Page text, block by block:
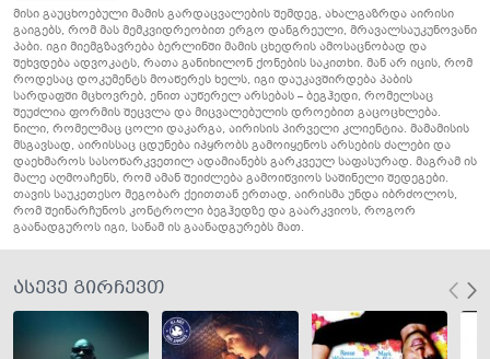
მისი გაუცხოებული მამის გარდაცვალების შემდეგ, ახალგაზრდა აირისი
გაიგებს, რომ მას მემკვიდრეობით ერგო დანგრეული, მრავალსაუკუნოვანი
პაბი. იგი მიემგზავრება ბერლინში მამის ცხედრის ამოსაცნობად და
შეხვდება ადვოკატს, რათა განიხილონ ქონების საკითხი. მან არ იცის, რომ
როდესაც დოკუმენტს მოაწერეს ხელს, იგი დაუკავშირდება პაბის
სარდაფში მცხოვრებ, ენით აუწერელ არსებას – ბეგჰედი, რომელსაც
შეუძლია ფორმის შეცვლა და მიცვალებულის დროებით გაცოცხლება.
ნილი, რომელმაც ცოლი დაკარგა, აირისის პირველი კლიენტია. მამამისის
მსგავსად, აირისსაც ცდუნება იპყრობს გამოიყენოს არსების ძალები და
დაეხმაროს სასოწარკვეთილ ადამიანებს გარკვეულ საფასურად. მაგრამ ის
მალე აღმოაჩენს, რომ ამან შეიძლება გამოიწვიოს საშინელი შედეგები.
თავის საუკეთესო მეგობარ ქეითთან ერთად, აირისმა უნდა იბრძოლოს,
რომ შეინარჩუნოს კონტროლი ბეგჰედზე და გაარკვიოს, როგორ
გაანადგუროს იგი, სანამ ის გაანადგურებს მათ.
ასევე გირჩევთ